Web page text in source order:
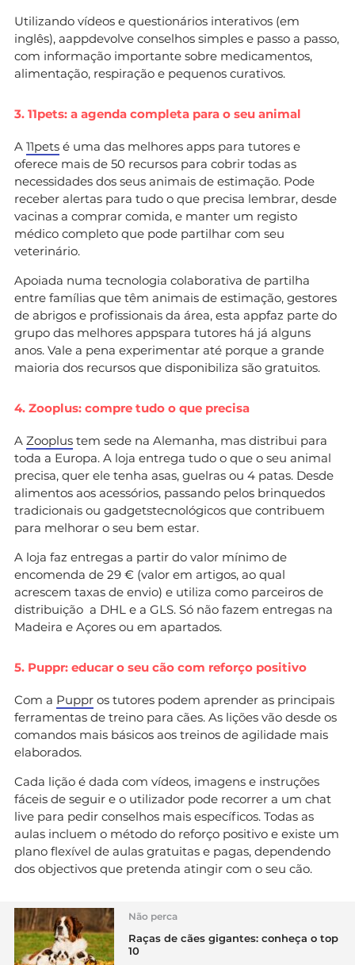
Utilizando vídeos e questionários interativos (em
inglês), aappdevolve conselhos simples e passo a passo,
com informação importante sobre medicamentos,
alimentação, respiração e pequenos curativos.
3. 11pets: a agenda completa para o seu animal
A 11pets é uma das melhores apps para tutores e
oferece mais de 50 recursos para cobrir todas as
necessidades dos seus animais de estimação. Pode
receber alertas para tudo o que precisa lembrar, desde
vacinas a comprar comida, e manter um registo
médico completo que pode partilhar com seu
veterinário.
Apoiada numa tecnologia colaborativa de partilha
entre famílias que têm animais de estimação, gestores
de abrigos e profissionais da área, esta appfaz parte do
grupo das melhores appspara tutores há já alguns
anos. Vale a pena experimentar até porque a grande
maioria dos recursos que disponibiliza são gratuitos.
4. Zooplus: compre tudo o que precisa
A Zooplus tem sede na Alemanha, mas distribui para
toda a Europa. A loja entrega tudo o que o seu animal
precisa, quer ele tenha asas, guelras ou 4 patas. Desde
alimentos aos acessórios, passando pelos brinquedos
tradicionais ou gadgetstecnológicos que contribuem
para melhorar o seu bem estar.
A loja faz entregas a partir do valor mínimo de
encomenda de 29 € (valor em artigos, ao qual
acrescem taxas de envio) e utiliza como parceiros de
distribuição a DHL e a GLS. Só não fazem entregas na
Madeira e Açores ou em apartados.
5. Puppr: educar o seu cão com reforço positivo
Com a Puppr os tutores podem aprender as principais
ferramentas de treino para cães. As lições vão desde os
comandos mais básicos aos treinos de agilidade mais
elaborados.
Cada lição é dada com vídeos, imagens e instruções
fáceis de seguir e o utilizador pode recorrer a um chat
live para pedir conselhos mais específicos. Todas as
aulas incluem o método do reforço positivo e existe um
plano flexível de aulas gratuitas e pagas, dependendo
dos objectivos que pretenda atingir com o seu cão.
Não perca
Raças de cães gigantes: conheça o top
10